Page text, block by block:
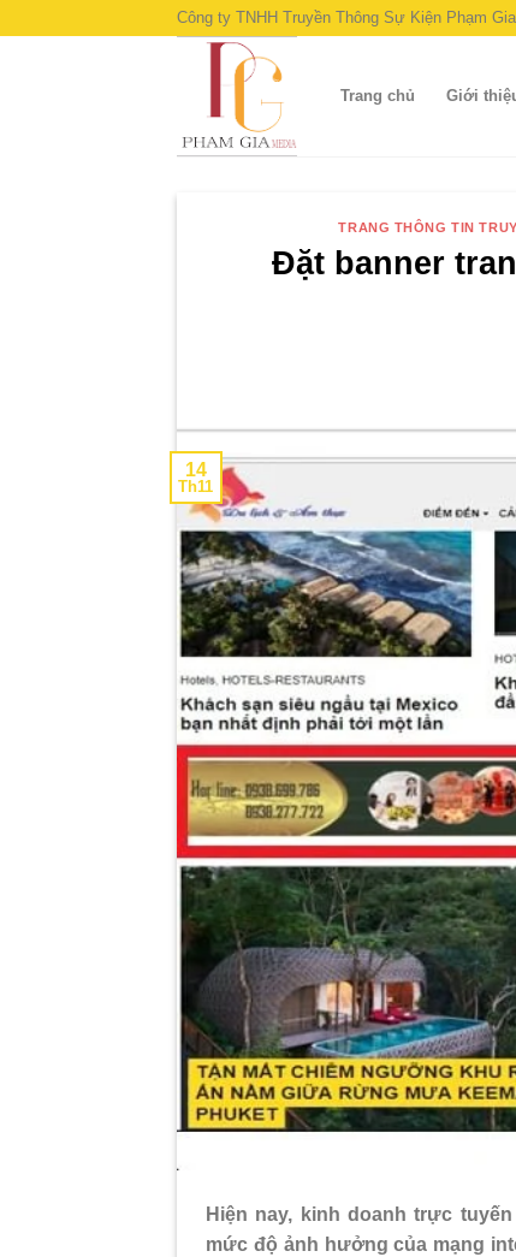
Công ty TNHH Truyền Thông Sự Kiện Phạm
Trang chủ Giới
TRANG THÔNG TIN
Đặt banner
14
Th11
Hiện nay, kinh doanh trực
mức độ ảnh hưởng của mạng